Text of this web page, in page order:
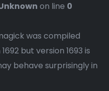
on line 0
was compiled
but version 1693 is
behave surprisingly in